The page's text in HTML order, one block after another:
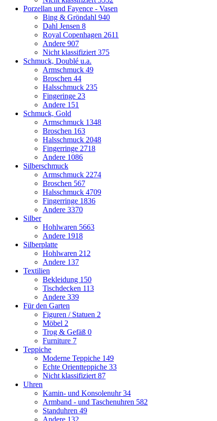
Porzellan und Fayence - Vasen
Bing & Gröndahl 940
Dahl Jensen 8
Royal Copenhagen 2611
Andere 907
Nicht klassifiziert 375
Schmuck, Doublé u.a.
Armschmuck 49
Broschen 44
Halsschmuck 235
Fingeringe 23
Andere 151
Schmuck, Gold
Armschmuck 1348
Broschen 163
Halsschmuck 2048
Fingerringe 2718
Andere 1086
Silberschmuck
Armschmuck 2274
Broschen 567
Halsschmuck 4709
Fingerringe 1836
Andere 3370
Silber
Hohlwaren 5663
Andere 1918
Silberplatte
Hohlwaren 212
Andere 137
Textilien
Bekleidung 150
Tischdecken 113
Andere 339
Für den Garten
Figuren / Statuen 2
Möbel 2
Trog & Gefäß 0
Furniture 7
Teppiche
Moderne Teppiche 149
Echte Orientteppiche 33
Nicht klassifiziert 87
Uhren
Kamin- und Konsolenuhr34
Armband - und Taschenuhren 582
Standuhren 49
Andere 132